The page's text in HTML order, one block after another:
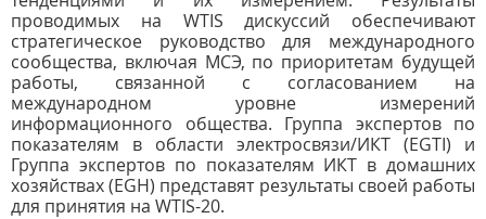
проводимых на WTIS дискуссий обеспечивают
стратегическое руководство для международного
сообщества, включая МСЭ, по приоритетам будущей
работы, связанной с согласованием на
международном уровне измерений
информационного общества. Группа экспертов по
показателям в области электросвязи/ИКТ (EGTI) и
Группа экспертов по показателям ИКТ в домашних
хозяйствах (EGH) представят результаты своей работы
для принятия на WTIS-20.